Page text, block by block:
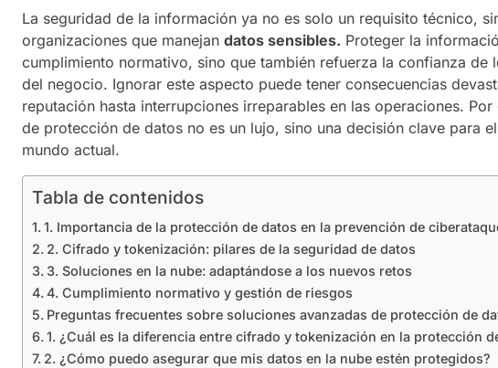
La seguridad de la información ya no es solo un requisito técnico,
organizaciones que manejan datos sensibles. Proteger la
cumplimiento normativo, sino que también refuerza la confianza de
del negocio. Ignorar este aspecto puede tener consecuencias
reputación hasta interrupciones irreparables en las operaciones.
de protección de datos no es un lujo, sino una decisión clave para
mundo actual.
Tabla de contenidos
1. Importancia de la protección de datos en la prevención de
2. Cifrado y tokenización: pilares de la seguridad de datos
3. Soluciones en la nube: adaptándose a los nuevos retos
4. Cumplimiento normativo y gestión de riesgos
Preguntas frecuentes sobre soluciones avanzadas de protección de
1. ¿Cuál es la diferencia entre cifrado y tokenización en la protección
2. ¿Cómo puedo asegurar que mis datos en la nube estén protegidos?